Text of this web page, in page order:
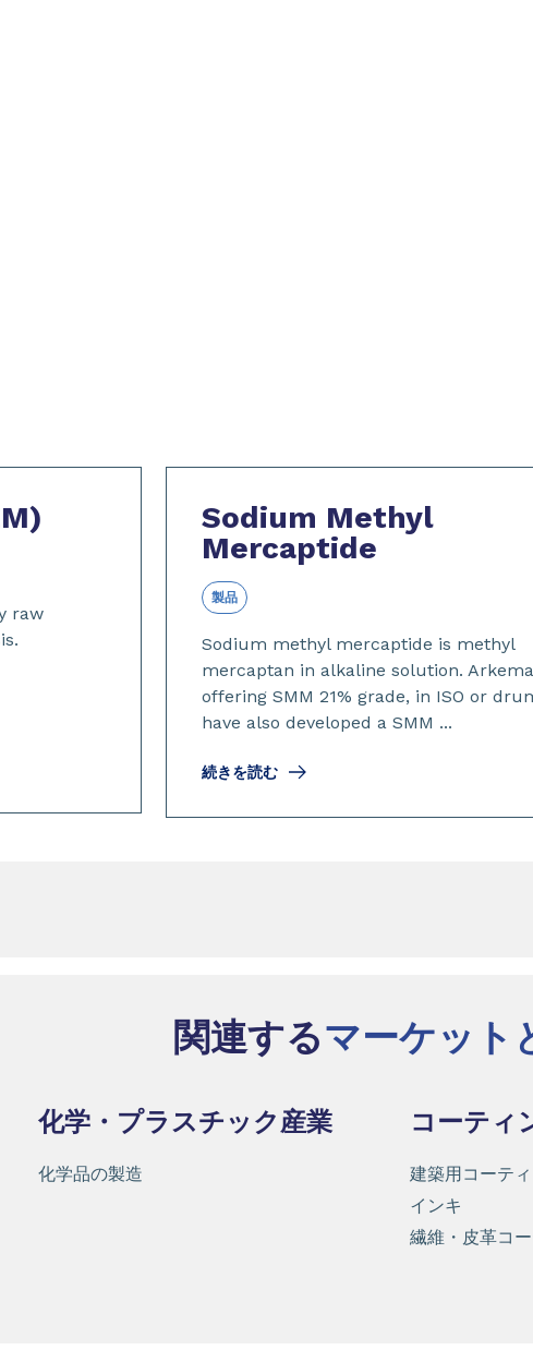
raw
Sodium Methyl
Mercaptide
製品
Sodium methyl mercaptide is methyl
mercaptan in alkaline solution.
offering SMM 21% grade, in ISO or
have also developed a SMM ...
続きを読む
関連するマーケット
化学・プラスチック産業
化学品の製造
コーティ
建築用コーテ
インキ
繊維・皮革コ